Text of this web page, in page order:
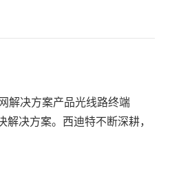
解决方案产品光线路终端
决方案。西迪特不断深耕，